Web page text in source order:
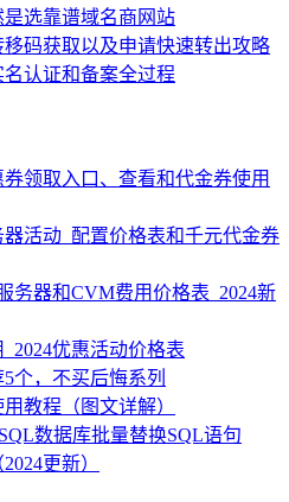
选靠谱域名商网站
码获取以及申请快速转出攻略
认证和备案全过程
领取入口、查看和代金券使用
活动_配置价格表和千元代金券
务器和CVM费用价格表_2024新
优惠活动价格表
个，不买后悔系列
教程（图文详解）
数据库批量替换SQL语句
更新）